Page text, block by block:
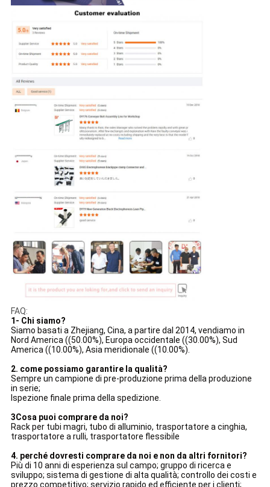
FAQ:
1- Chi siamo?
Siamo basati a Zhejiang, Cina, a partire dal 2014, vendiamo in
Nord America ((50.00%), Europa occidentale ((30.00%), Sud
America ((10.00%), Asia meridionale ((10.00%).
2. come possiamo garantire la qualità?
Sempre un campione di pre-produzione prima della produzione
in serie;
Ispezione finale prima della spedizione.
3Cosa puoi comprare da noi?
Rack per tubi magri, tubo di alluminio, trasportatore a cinghia,
trasportatore a rulli, trasportatore flessibile
4. perché dovresti comprare da noi e non da altri fornitori?
Più di 10 anni di esperienza sul campo; gruppo di ricerca e
sviluppo; sistema di gestione di alta qualità; controllo dei costi e
prezzo competitivo; servizio rapido ed efficiente per i clienti;